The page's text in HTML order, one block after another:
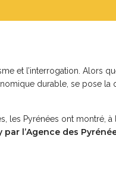
et l’interrogation. Alors
durable, se pose la
les Pyrénées ont montré, à
l’Agence des